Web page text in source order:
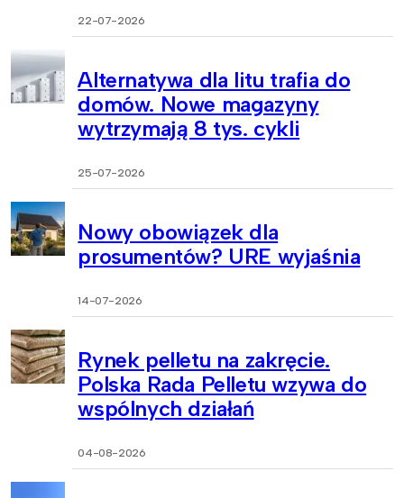
22-07-2026
Alternatywa dla litu trafia do
domów. Nowe magazyny
wytrzymają 8 tys. cykli
25-07-2026
Nowy obowiązek dla
prosumentów? URE wyjaśnia
14-07-2026
Rynek pelletu na zakręcie.
Polska Rada Pelletu wzywa do
wspólnych działań
04-08-2026